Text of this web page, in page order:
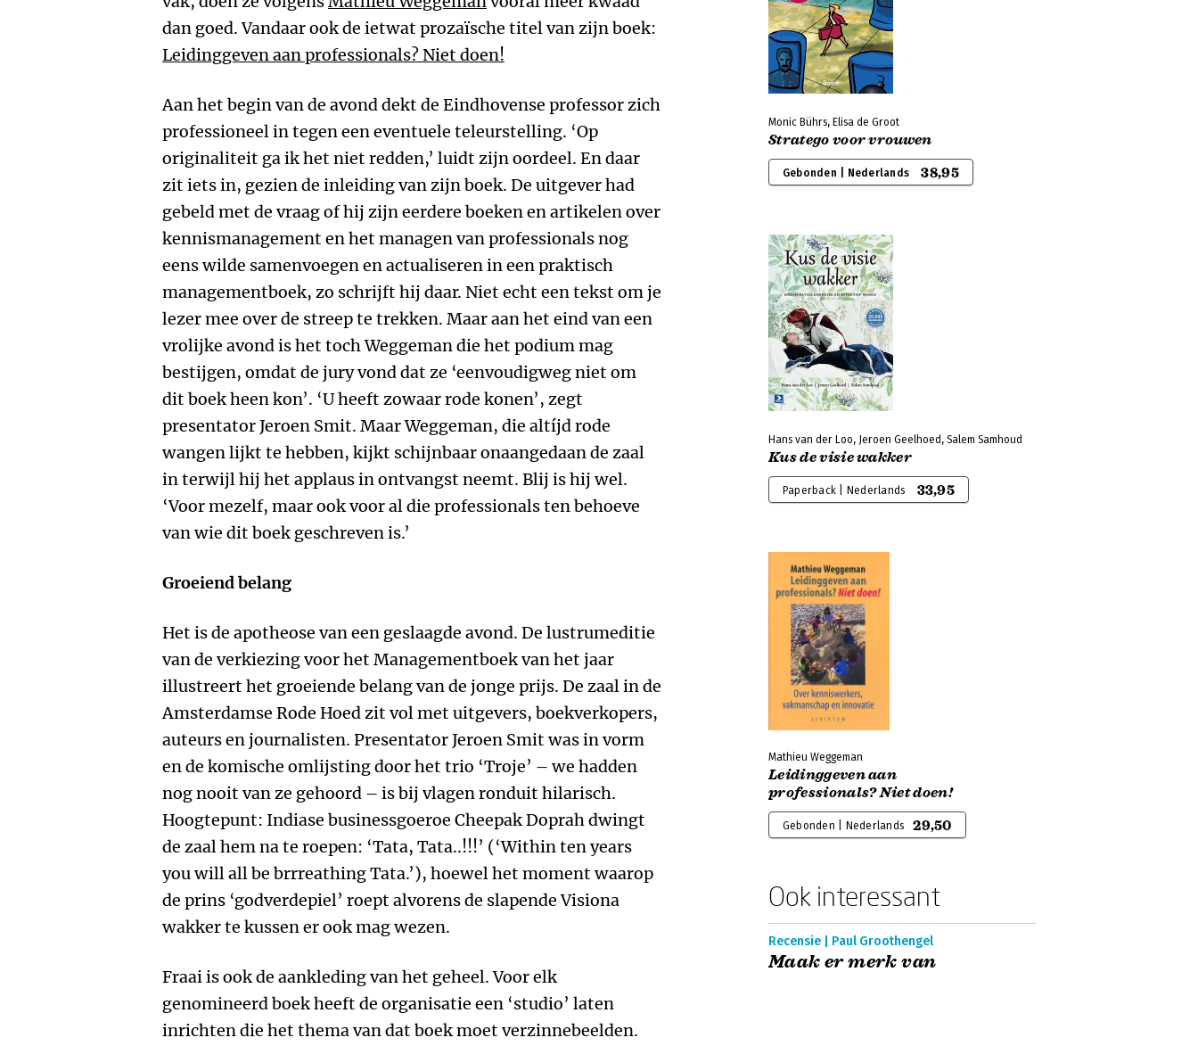
dan goed. Vandaar ook de ietwat prozaïsche titel van zijn boek:
Leidinggeven aan professionals? Niet doen!
Aan het begin van de avond dekt de Eindhovense professor zich
professioneel in tegen een eventuele teleurstelling. ‘Op
originaliteit ga ik het niet redden,’ luidt zijn oordeel. En daar
zit iets in, gezien de inleiding van zijn boek. De uitgever had
gebeld met de vraag of hij zijn eerdere boeken en artikelen over
kennismanagement en het managen van professionals nog
eens wilde samenvoegen en actualiseren in een praktisch
managementboek, zo schrijft hij daar. Niet echt een tekst om je
lezer mee over de streep te trekken. Maar aan het eind van een
vrolijke avond is het toch Weggeman die het podium mag
bestijgen, omdat de jury vond dat ze ‘eenvoudigweg niet om
dit boek heen kon’. ‘U heeft zowaar rode konen’, zegt
presentator Jeroen Smit. Maar Weggeman, die altíjd rode
wangen lijkt te hebben, kijkt schijnbaar onaangedaan de zaal
in terwijl hij het applaus in ontvangst neemt. Blij is hij wel.
‘Voor mezelf, maar ook voor al die professionals ten behoeve
van wie dit boek geschreven is.’
Groeiend belang
Het is de apotheose van een geslaagde avond. De lustrumeditie
van de verkiezing voor het Managementboek van het jaar
illustreert het groeiende belang van de jonge prijs. De zaal in de
Amsterdamse Rode Hoed zit vol met uitgevers, boekverkopers,
auteurs en journalisten. Presentator Jeroen Smit was in vorm
en de komische omlijsting door het trio ‘Troje’ – we hadden
nog nooit van ze gehoord – is bij vlagen ronduit hilarisch.
Hoogtepunt: Indiase businessgoeroe Cheepak Doprah dwingt
de zaal hem na te roepen: ‘Tata, Tata..!!!’ (‘Within ten years
you will all be brrreathing Tata.’), hoewel het moment waarop
de prins ‘godverdepiel’ roept alvorens de slapende Visiona
wakker te kussen er ook mag wezen.
Fraai is ook de aankleding van het geheel. Voor elk
genomineerd boek heeft de organisatie een ‘studio’ laten
inrichten die het thema van dat boek moet verzinnebeelden.
Monic Bührs, Elisa de Groot
Stratego voor vrouwen
Gebonden | Nederlands 38,95
Hans van der Loo, Jeroen Geelhoed, Salem Samhoud
Kus de visie wakker
Paperback | Nederlands 33,95
Mathieu Weggeman
Leidinggeven aan
professionals? Niet doen!
Gebonden | Nederlands 29,50
Ook interessant
Recensie | Paul Groothengel
Maak er merk van